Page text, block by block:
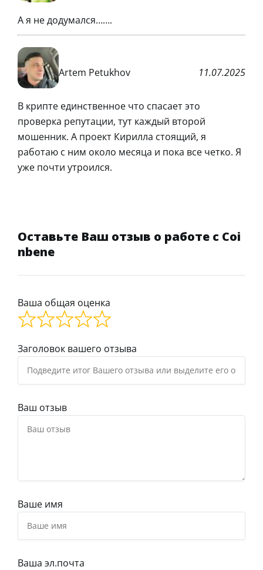
А я не додумался…….
Artem Petukhov 11.07.2025
В крипте единственное что спасает это
проверка репутации, тут каждый второй
мошенник. А проект Кирилла стоящий, я
работаю с ним около месяца и пока все четко. Я
уже почти утроился.
Оставьте Ваш отзыв о работе с Coi
nbene
Ваша общая оценка
Заголовок вашего отзыва
Ваш отзыв
Ваше имя
Ваша эл.почта